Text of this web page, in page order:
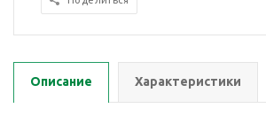
Описание Характеристики